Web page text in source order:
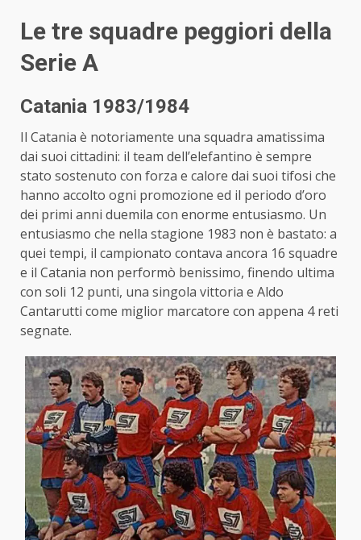
Le tre squadre peggiori della
Serie A
Catania 1983/1984
Il Catania è notoriamente una squadra amatissima
dai suoi cittadini: il team dell’elefantino è sempre
stato sostenuto con forza e calore dai suoi tifosi che
hanno accolto ogni promozione ed il periodo d’oro
dei primi anni duemila con enorme entusiasmo. Un
entusiasmo che nella stagione 1983 non è bastato: a
quei tempi, il campionato contava ancora 16 squadre
e il Catania non performò benissimo, finendo ultima
con soli 12 punti, una singola vittoria e Aldo
Cantarutti come miglior marcatore con appena 4 reti
segnate.